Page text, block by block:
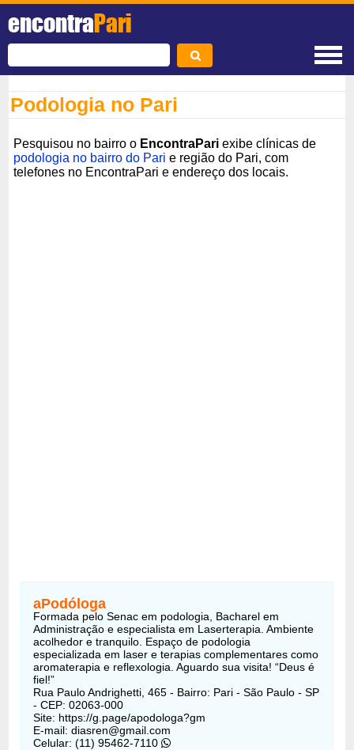
encontraPari
Podologia no Pari
Pesquisou no bairro o EncontraPari exibe clínicas de
podologia no bairro do Pari e região do Pari, com
telefones no EncontraPari e endereço dos locais.
aPodóloga
Formada pelo Senac em podologia, Bacharel em
Administração e especialista em Laserterapia. Ambiente
acolhedor e tranquilo. Espaço de podologia
especializada em laser e terapias complementares como
aromaterapia e reflexologia. Aguardo sua visita! “Deus é
fiel!”
Rua Paulo Andrighetti, 465 - Bairro: Pari - São Paulo - SP
- CEP: 02063-000
Site: https://g.page/apodologa?gm
E-mail:diasren@gmail.com
Celular: (11) 95462-7110